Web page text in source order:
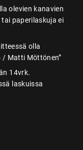
olevien kanavien
paperilaskuja ei
olla
/ Matti Möttönen”
14vrk.
laskuissa